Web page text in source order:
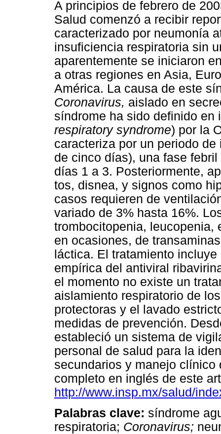
A principios de febrero de
Salud comenzó a recibir
caracterizado por neumonía
insuficiencia respiratoria sin
aparentemente se iniciaron
a otras regiones en Asia,
América. La causa de este
Coronavirus, aislado en
síndrome ha sido definido en
respiratory syndrome) por la
caracteriza por un periodo
de cinco días), una fase
días 1 a 3. Posteriormente,
tos, disnea, y signos como
casos requieren de
variado de 3% hasta 16%.
trombocitopenia, leucopenia,
en ocasiones, de
láctica. El tratamiento
empírica del antiviral
el momento no existe un
aislamiento respiratorio de
protectoras y el lavado
medidas de prevención.
estableció un sistema de
personal de salud para la
secundarios y manejo
completo en inglés de este
http://www.insp.mx/salud/
Palabras clave: síndrome
respiratoria; Coronavirus;